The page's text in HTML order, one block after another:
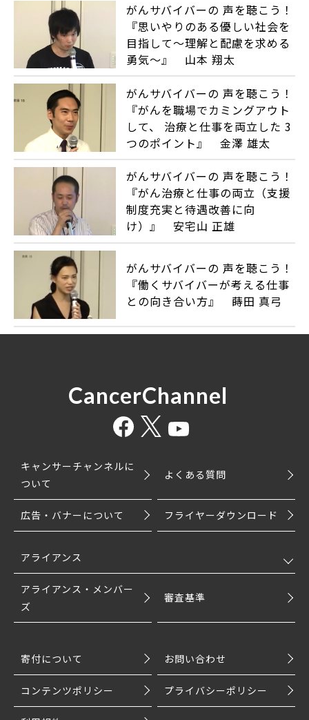
がんサバイバーの 声を聴こう！
『思いやりのある優しい社会を
目指して～理解と配慮を求める
勇気～』 山本 翔太
がんサバイバーの 声を聴こう！
『がんを職場でカミングアウト
して、 治療と仕事を両立した 3
つのポイント』 金澤 雄太
がんサバイバーの 声を聴こう！
『がん治療と仕事の両立（支援
制度充実と待遇改善に向
け）』 安宅山 正雄
がんサバイバーの 声を聴こう！
『働くサバイバーが考える仕事
との向き合い方』 蒔田 真弓
CancerChannel
キャンサーチャンネルに
ついて
よくある質問
広告・バナーについて フライヤーダウンロード
アライアンス
アライアンス・メンバー
ズ
審査基準
寄付について お問い合わせ
コンテンツポリシー プライバシーポリシー